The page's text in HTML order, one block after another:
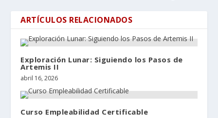
ARTÍCULOS RELACIONADOS
Exploración Lunar: Siguiendo los Pasos de
Artemis II
abril 16, 2026
Curso Empleabilidad Certificable